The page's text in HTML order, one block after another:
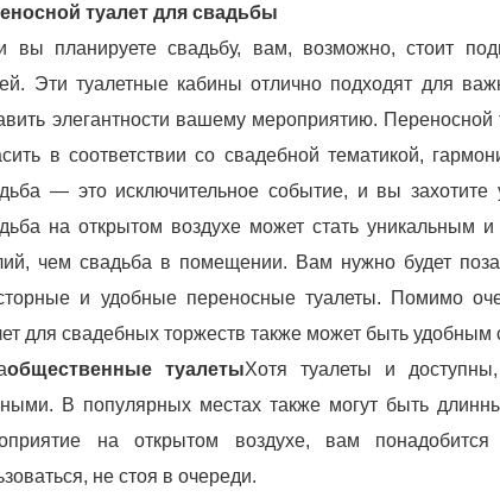
туалет для свадьбы
вы планируете свадьбу, вам, возможно, стоит
Эти туалетные кабины отлично подходят для
элегантности вашему мероприятию.
в соответствии со свадебной тематикой,
— это исключительное событие, и вы захотите
на открытом воздухе может стать уникальным
чем свадьба в помещении. Вам нужно будет
и удобные переносные туалеты. Помимо
для свадебных торжеств также может быть
общественные туалетыХотя туалеты и
В популярных местах также могут быть
на открытом воздухе, вам
не стоя в очереди.